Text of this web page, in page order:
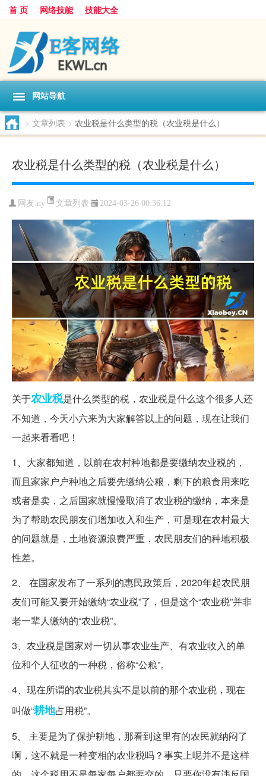
首 页 网络技能 技能大全
网站导航
> 文章列表 > 农业税是什么类型的税（农业税是什么）
农业税是什么类型的税（农业税是什么）
网友:ny 文章列表 2024-03-26 00:36:12
关于农业税是什么类型的税，农业税是什么这个很多人还
不知道，今天小六来为大家解答以上的问题，现在让我们
一起来看看吧！
1、大家都知道，以前在农村种地都是要缴纳农业税的，
而且家家户户种地之后要先缴纳公粮，剩下的粮食用来吃
或者是卖，之后国家就慢慢取消了农业税的缴纳，本来是
为了帮助农民朋友们增加收入和生产，可是现在农村最大
的问题就是，土地资源浪费严重，农民朋友们的种地积极
性差。
2、 在国家发布了一系列的惠民政策后，2020年起农民朋
友们可能又要开始缴纳“农业税”了，但是这个“农业税”并非
老一辈人缴纳的“农业税”。
3、农业税是国家对一切从事农业生产、有农业收入的单
位和个人征收的一种税，俗称“公粮”。
4、现在所谓的农业税其实不是以前的那个农业税，现在
叫做“耕地占用税”。
5、 主要是为了保护耕地，那看到这里有的农民就纳闷了
啊，这不就是一种变相的农业税吗？事实上呢并不是这样